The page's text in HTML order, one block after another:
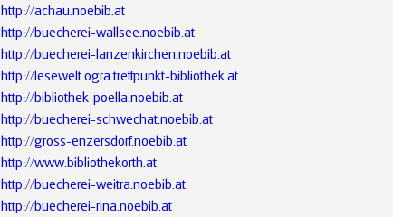
http://achau.noebib.at
http://buecherei-wallsee.noebib.at
http://buecherei-lanzenkirchen.noebib.at
http://lesewelt.ogra.treffpunkt-bibliothek.at
http://bibliothek-poella.noebib.at
http://buecherei-schwechat.noebib.at
http://gross-enzersdorf.noebib.at
http://www.bibliothekorth.at
http://buecherei-weitra.noebib.at
http://buecherei-rina.noebib.at